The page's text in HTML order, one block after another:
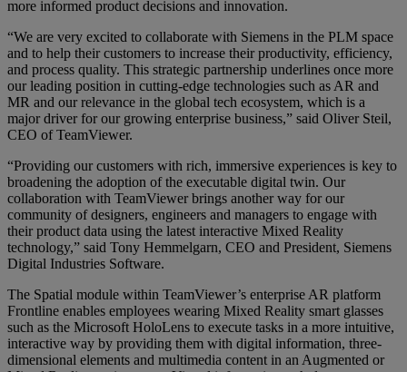
more informed product decisions and innovation.
“We are very excited to collaborate with Siemens in the PLM space
and to help their customers to increase their productivity, efficiency,
and process quality. This strategic partnership underlines once more
our leading position in cutting-edge technologies such as AR and
MR and our relevance in the global tech ecosystem, which is a
major driver for our growing enterprise business,” said Oliver Steil,
CEO of TeamViewer.
“Providing our customers with rich, immersive experiences is key to
broadening the adoption of the executable digital twin. Our
collaboration with TeamViewer brings another way for our
community of designers, engineers and managers to engage with
their product data using the latest interactive Mixed Reality
technology,” said Tony Hemmelgarn, CEO and President, Siemens
Digital Industries Software.
The Spatial module within TeamViewer’s enterprise AR platform
Frontline enables employees wearing Mixed Reality smart glasses
such as the Microsoft HoloLens to execute tasks in a more intuitive,
interactive way by providing them with digital information, three-
dimensional elements and multimedia content in an Augmented or